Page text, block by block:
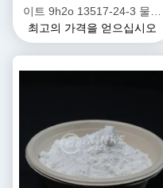
이트 9h2o 13517-24-3 물에
녹는
최고의 가격을 얻으십시오